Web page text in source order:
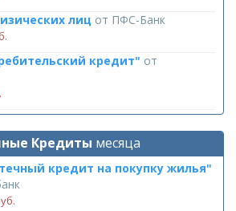
лиц от ПФС-Банк
кредит" от
Кредиты месяца
кредит на покупку жилья"